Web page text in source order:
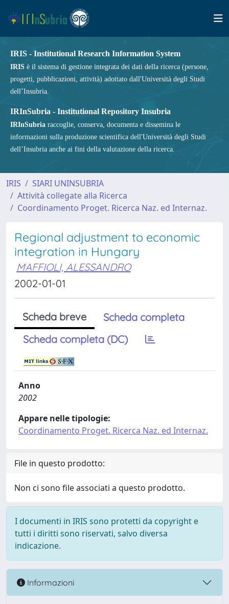
IRIS - Institutional Research Information System
IRIS è il sistema di gestione integrata dei dati della ricerca (persone,
progetti, pubblicazioni, attività) adottato dall'Università degli Studi
dell’Insubria.
IRInSubria - Institutional Repository Insubria
IRInSubria raccoglie, conserva, documenta e dissemina le
informazioni sulla produzione scientifica dell'Università degli Studi
dell’Insubria anche ai fini della valutazione della ricerca.
IRIS
SIARI UNINSUBRIA
Attività collegate alla Ricerca
Coordinamento Proget. Ricerca Naz. ed Internaz.
Regional adjustment to economic
integration in Hungary
MAFFIOLI, ALESSANDRO
2002-01-01
Scheda breve
Scheda completa
Scheda completa (DC)
Anno
2002
Appare nelle tipologie:
Coordinamento Proget. Ricerca Naz. ed Internaz.
File in questo prodotto:
Non ci sono file associati a questo prodotto.
I documenti in IRIS sono protetti da copyright e
tutti i diritti sono riservati, salvo diversa
indicazione.
Informazioni